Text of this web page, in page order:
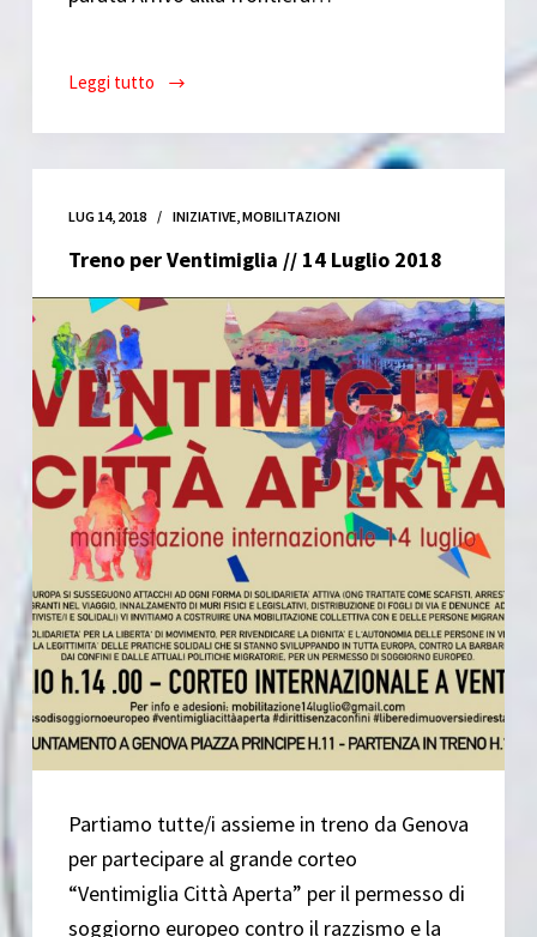
Leggi tutto
Saltimbanchi
9
2018
LUG 14, 2018 INIZIATIVE,MOBILITAZIONI
Treno per Ventimiglia // 14 Luglio 2018
Partiamo tutte/i assieme in treno da Genova
per partecipare al grande corteo
“Ventimiglia Città Aperta” per il permesso di
soggiorno europeo contro il razzismo e la